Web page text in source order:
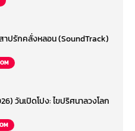
าปรักคลั่งหลอน (SoundTrack)
วันเปิดโปง: ไขปริศนาลวงโลก